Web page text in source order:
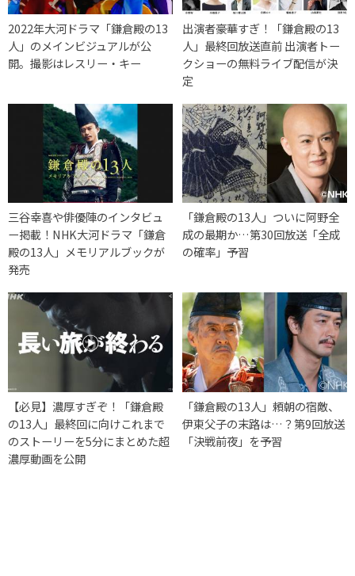
2022年大河ドラマ「鎌倉殿の13
人」のメインビジュアルが公
開。撮影はレスリー・キー
出演者豪華すぎ！「鎌倉殿の13
人」最終回放送直前 出演者トー
クショーの無料ライブ配信が決
定
三谷幸喜や俳優陣のインタビュ
ー掲載！NHK大河ドラマ「鎌倉
殿の13人」メモリアルブックが
発売
「鎌倉殿の13人」ついに阿野全
成の最期か…第30回放送「全成
の確率」予習
【必見】濃厚すぎぞ！「鎌倉殿
の13人」最終回に向けこれまで
のストーリーを5分にまとめた超
濃厚動画を公開
「鎌倉殿の13人」頼朝の宿敵、
伊東父子の末路は…？第9回放送
「決戦前夜」を予習